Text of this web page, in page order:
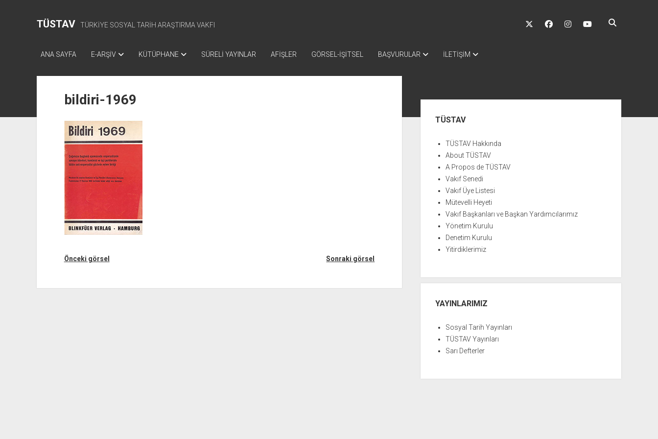
TÜSTAV TÜRKİYE SOSYAL TARİH ARAŞTIRMA VAKFI
twitter facebookinstagramyoutube
ANA SAYFA E-ARŞİV KÜTÜPHANE SÜRELİ YAYINLAR AFİŞLER GÖRSEL-İŞİTSEL BAŞVURULAR İLETİŞİM
bildiri-1969
Önceki görsel Sonraki görsel
MenüTÜSTAV
TÜSTAV Hakkında
About TÜSTAV
A Propos de TÜSTAV
Vakıf Senedi
Vakıf Üye Listesi
Mütevelli Heyeti
Vakıf Başkanları ve Başkan Yardımcılarımız
Yönetim Kurulu
Denetim Kurulu
Yitirdiklerimiz
YAYINLARIMIZ
Sosyal Tarih Yayınları
TÜSTAV Yayınları
Sarı Defterler